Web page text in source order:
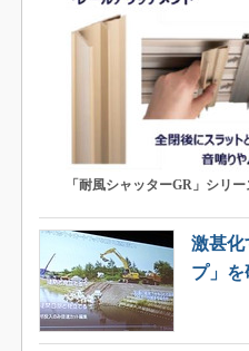
「耐風シャッターGR」シリ
激甚化
プ」